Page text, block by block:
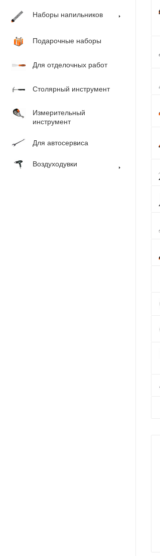
Наборы напильников
Подарочные наборы
Для отделочных работ
Столярный инструмент
Измерительный
инструмент
Для автосервиса
Воздуходувки